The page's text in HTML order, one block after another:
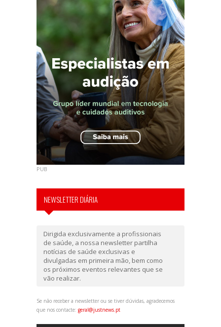
PUB
NEWSLETTER DIÁRIA
Dirigida exclusivamente a profissionais
de saúde, a nossa newsletter partilha
notícias de saúde exclusivas e
divulgadas em primeira mão, bem como
os próximos eventos relevantes que se
vão realizar.
Se não receber a newsletter ou se tiver dúvidas, agradecemos
que nos contacte: geral@justnews.pt